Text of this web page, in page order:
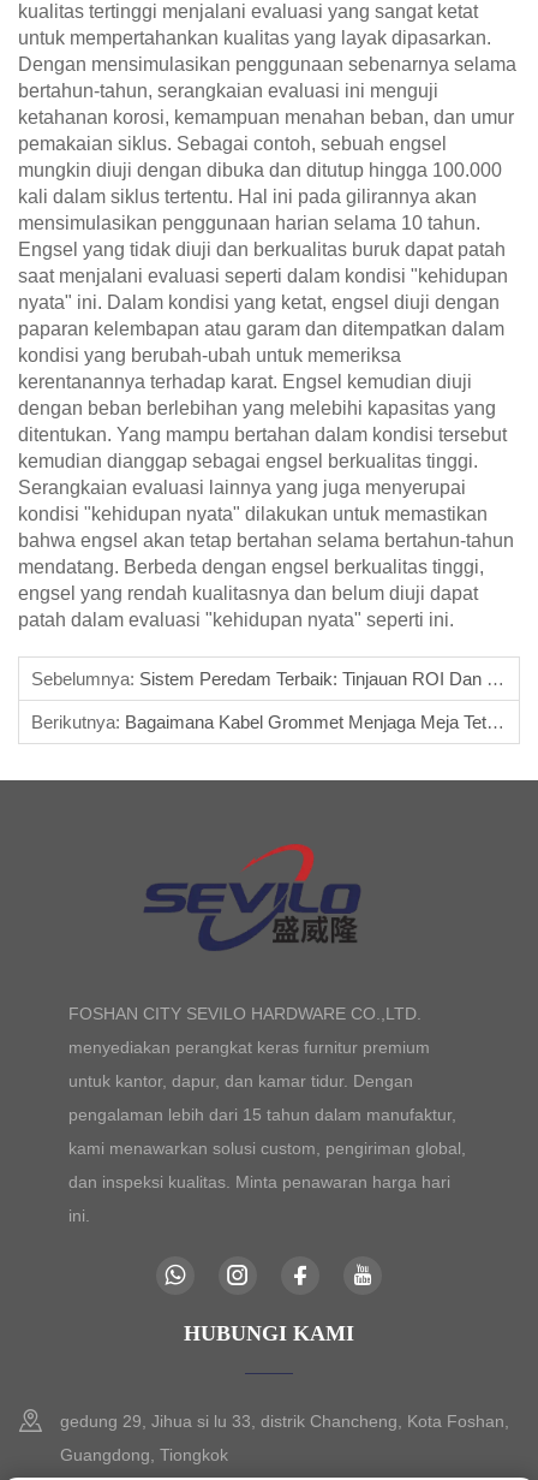
kualitas tertinggi menjalani evaluasi yang sangat ketat
untuk mempertahankan kualitas yang layak dipasarkan.
Dengan mensimulasikan penggunaan sebenarnya selama
bertahun-tahun, serangkaian evaluasi ini menguji
ketahanan korosi, kemampuan menahan beban, dan umur
pemakaian siklus. Sebagai contoh, sebuah engsel
mungkin diuji dengan dibuka dan ditutup hingga 100.000
kali dalam siklus tertentu. Hal ini pada gilirannya akan
mensimulasikan penggunaan harian selama 10 tahun.
Engsel yang tidak diuji dan berkualitas buruk dapat patah
saat menjalani evaluasi seperti dalam kondisi "kehidupan
nyata" ini. Dalam kondisi yang ketat, engsel diuji dengan
paparan kelembapan atau garam dan ditempatkan dalam
kondisi yang berubah-ubah untuk memeriksa
kerentanannya terhadap karat. Engsel kemudian diuji
dengan beban berlebihan yang melebihi kapasitas yang
ditentukan. Yang mampu bertahan dalam kondisi tersebut
kemudian dianggap sebagai engsel berkualitas tinggi.
Serangkaian evaluasi lainnya yang juga menyerupai
kondisi "kehidupan nyata" dilakukan untuk memastikan
bahwa engsel akan tetap bertahan selama bertahun-tahun
mendatang. Berbeda dengan engsel berkualitas tinggi,
engsel yang rendah kualitasnya dan belum diuji dapat
patah dalam evaluasi "kehidupan nyata" seperti ini.
Sebelumnya: Sistem Peredam Terbaik: Tinjauan ROI Dan Manfaat
Berikutnya: Bagaimana Kabel Grommet Menjaga Meja Tetap Rapi
FOSHAN CITY SEVILO HARDWARE CO.,LTD.
menyediakan perangkat keras furnitur premium
untuk kantor, dapur, dan kamar tidur. Dengan
pengalaman lebih dari 15 tahun dalam manufaktur,
kami menawarkan solusi custom, pengiriman global,
dan inspeksi kualitas. Minta penawaran harga hari
ini.
HUBUNGI KAMI
gedung 29, Jihua si lu 33, distrik Chancheng, Kota Foshan,
Guangdong, Tiongkok